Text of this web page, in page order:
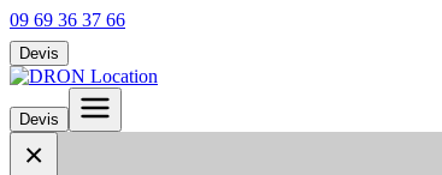
09 69 36 37 66
Devis
Devis
×